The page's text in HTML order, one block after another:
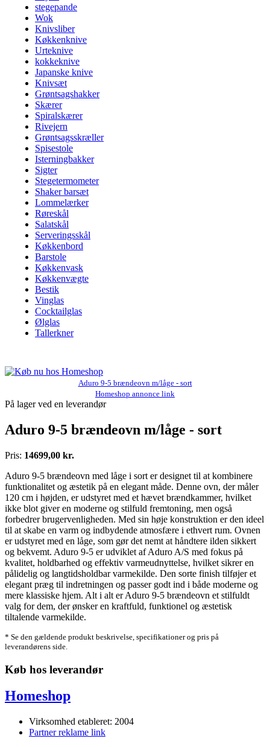
stegepande
Wok
Knivsliber
Køkkenknive
Urteknive
kokkeknive
Japanske knive
Knivsæt
Grøntsagshakker
Skærer
Spiralskærer
Rivejern
Grøntsagsskræller
Spisestole
Isterningbakker
Sigter
Stegetermometer
Shaker barsæt
Lommelærker
Røreskål
Salatskål
Serveringsskål
Køkkenbord
Barstole
Køkkenvask
Køkkenvægte
Bestik
Vinglas
Cocktailglas
Ølglas
Tallerkner
Aduro 9-5 brændeovn m/låge - sort
Homeshop annonce link
På lager ved en leverandør
Aduro 9-5 brændeovn m/låge - sort
Pris: 14699,00 kr.
Aduro 9-5 brændeovn med låge i sort er designet til at kombinere
funktionalitet og æstetik på en elegant måde. Denne ovn, der måler
120 cm i højden, er udstyret med et hævet brændkammer, hvilket
ikke blot giver en moderne og stilfuld fremtoning, men også
forbedrer brugervenligheden. Med sin høje konstruktion er den ideel
til at skabe en varm og indbydende atmosfære i ethvert rum. Ovnen
er udstyret med en låge, som gør det nemt at håndtere ilden sikkert
og bekvemt. Aduro 9-5 er udviklet af Aduro A/S med fokus på
kvalitet, holdbarhed og effektiv varmeudnyttelse, hvilket sikrer en
pålidelig og langtidsholdbar varmekilde. Den sorte finish tilføjer et
elegant præg til indretningen og passer godt ind i både moderne og
mere klassiske hjem. Alt i alt er Aduro 9-5 brændeovn et stilfuldt
valg for dem, der ønsker en kraftfuld, funktionel og æstetisk
tiltalende varmekilde.
* Se den gældende produkt beskrivelse, specifikationer og pris på
leverandørens side.
Køb hos leverandør
Homeshop
Virksomhed etableret: 2004
Partner reklame link